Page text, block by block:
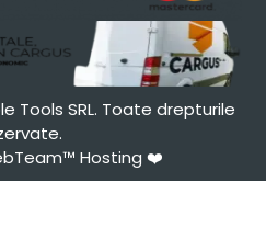
Tools SRL. Toate drepturile
Hosting ❤️